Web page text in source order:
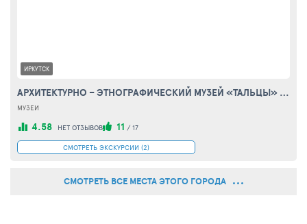
ИРКУТСК
АРХИТЕКТУРНО – ЭТНОГРАФИЧЕСКИЙ МУЗЕЙ «ТАЛЬЦЫ» (TALCI MUSEUM)
МУЗЕИ
4.58 НЕТ ОТЗЫВОВ 11 / 17
СМОТРЕТЬ ЭКСКУРСИИ (2)
СМОТРЕТЬ ВСЕ МЕСТА ЭТОГО ГОРОДА